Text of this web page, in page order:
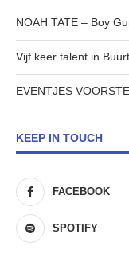
NOAH TATE – Boy
Vijf keer talent in
EVENTJES
KEEP IN TOUCH
FACEBOOK
SPOTIFY